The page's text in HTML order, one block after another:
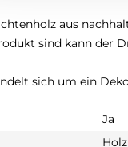
aus
sind kann der
sich um ein
Ja
Holz